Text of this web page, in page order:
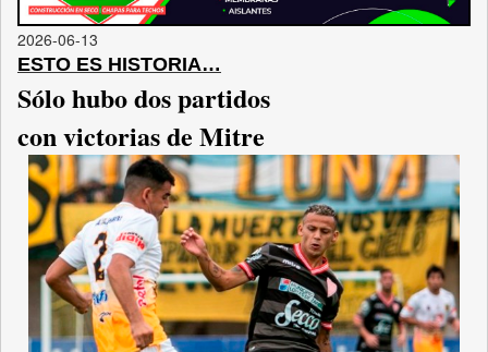
2026-06-13
ESTO ES HISTORIA…
Sólo hubo dos partidos
con victorias de Mitre